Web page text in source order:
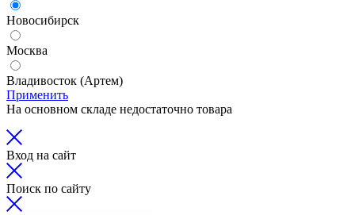
Новосибирск
Москва
Владивосток (Артем)
Применить
На основном складе недостаточно товара
Вход на сайт
Поиск по сайту